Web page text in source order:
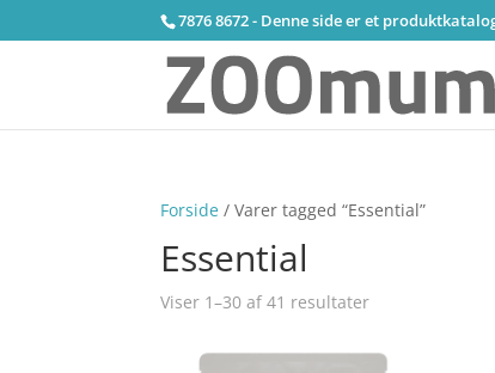
7876 8672 - Denne side er et
Forside / Varer tagged “Essential”
Essential
Viser 1–30 af 41 resultater